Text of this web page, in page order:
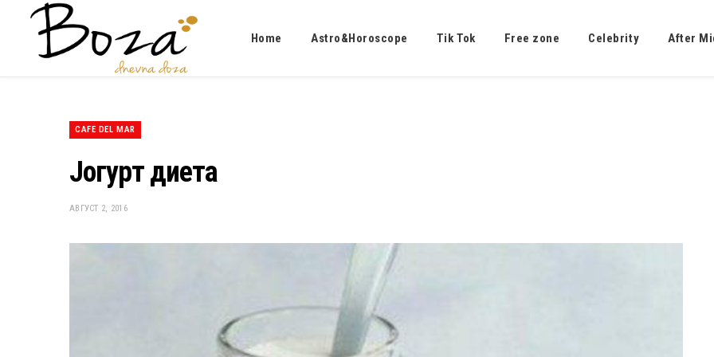
Home Astro&Horoscope Tik Tok Free zone Celebrity After
CAFE DEL MAR
Јогурт диета
АВГУСТ 2, 2016